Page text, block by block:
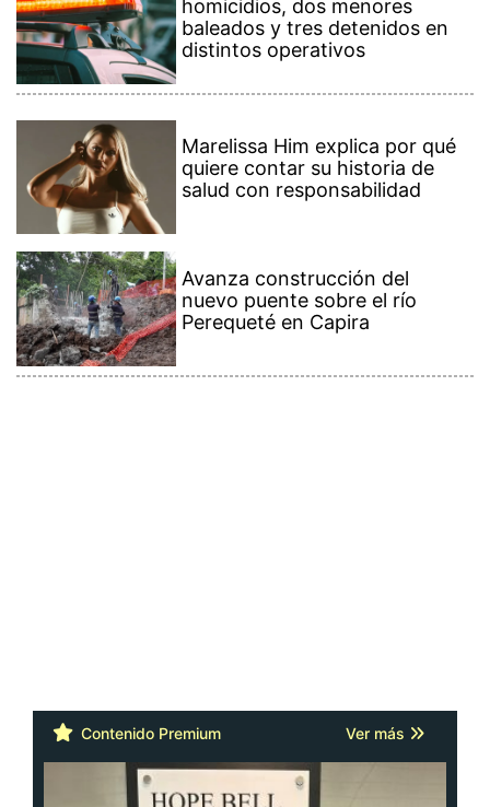
homicidios, dos menores
baleados y tres detenidos en
distintos operativos
Marelissa Him explica por qué
quiere contar su historia de
salud con responsabilidad
Avanza construcción del
nuevo puente sobre el río
Perequeté en Capira
Contenido Premium Ver más